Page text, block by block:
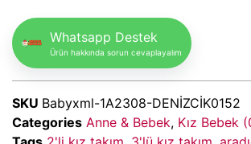
Whatsapp Destek
Ürün hakkında sorun cevaplayalım
SKU Babyxml-1A2308-DENİZCİK0152
Categories Anne & Bebek, Kız Bebek